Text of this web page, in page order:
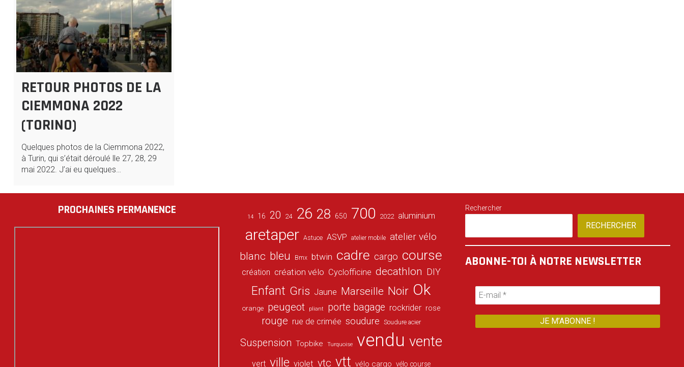
RETOUR PHOTOS DE LA
CIEMMONA 2022
(TORINO)
Quelques photos de la Ciemmona 2022,
à Turin, qui s’était déroulé lle 27, 28, 29
mai 2022. J’ai eu quelques…
PROCHAINES PERMANENCE 14 16 20 24 26 28 650 700 2022 aluminium
aretaper Astuce ASVP atelier mobile atelier vélo
blanc bleu Bmx btwin cadre cargo course
création création vélo Cyclofficine decathlon DIY
Enfant Gris Jaune Marseille Noir Ok
orange peugeot pliant porte bagage rockrider rose
rouge rue de crimée soudure Soudure acier
Suspension Topbike Turquoise vendu vente
vert ville violet vtc vtt vélo cargo vélo course
Rechercher
RECHERCHER
ABONNE-TOI À NOTRE NEWSLETTER